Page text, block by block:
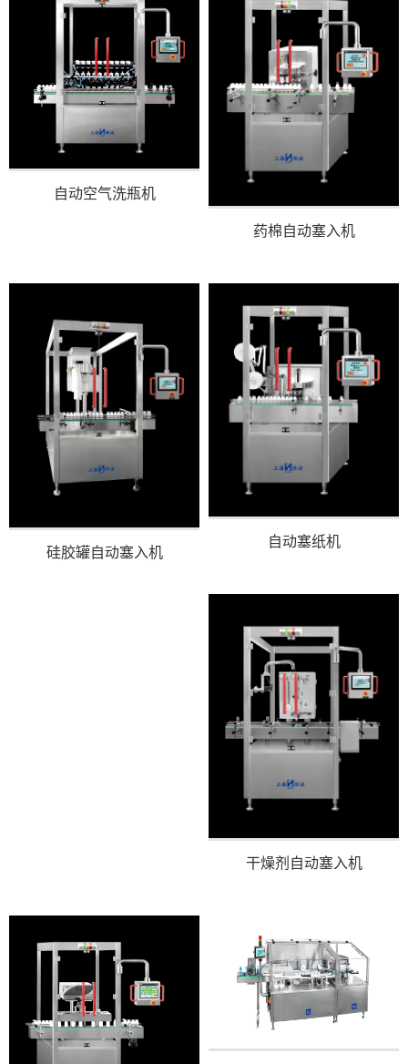
自动空气洗瓶机
药棉自动塞入机
硅胶罐自动塞入机
自动塞纸机
干燥剂自动塞入机